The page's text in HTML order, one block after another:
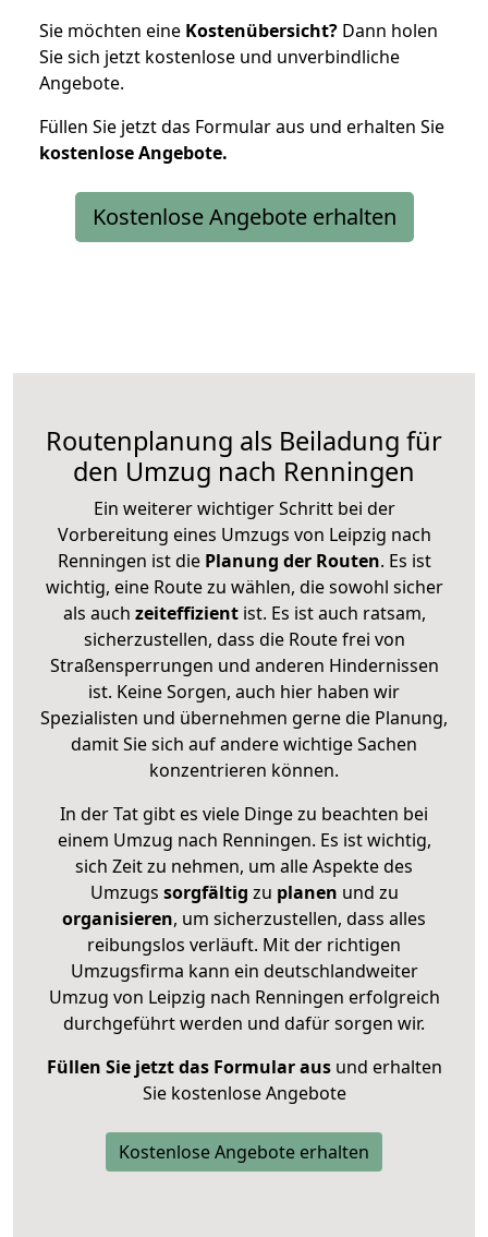
Sie möchten eine Kostenübersicht? Dann holen
Sie sich jetzt kostenlose und unverbindliche
Angebote.
Füllen Sie jetzt das Formular aus und erhalten Sie
kostenloseAngebote.
Kostenlose Angebote erhalten
Routenplanung als Beiladung für
den Umzug nach Renningen
Ein weiterer wichtiger Schritt bei der
Vorbereitung eines Umzugs von Leipzig nach
Renningen ist diePlanung der Routen. Es ist
wichtig, eine Route zu wählen, die sowohl sicher
als auch zeiteffizientist. Es ist auch ratsam,
sicherzustellen, dass die Route frei von
Straßensperrungen und anderen Hindernissen
ist. Keine Sorgen, auch hier haben wir
Spezialisten und übernehmen gerne die Planung,
damit Sie sich auf andere wichtige Sachen
konzentrieren können.
In der Tat gibt es viele Dinge zu beachten bei
einem Umzug nach Renningen. Es ist wichtig,
sich Zeit zu nehmen, um alle Aspekte des
Umzugs sorgfältig zu planen und zu
organisieren, um sicherzustellen, dass alles
reibungslos verläuft. Mit der richtigen
Umzugsfirma kann ein deutschlandweiter
Umzug von Leipzig nach Renningen erfolgreich
durchgeführt werden und dafür sorgen wir.
Füllen Sie jetzt das Formular ausund erhalten
Sie kostenlose Angebote
Kostenlose Angebote erhalten